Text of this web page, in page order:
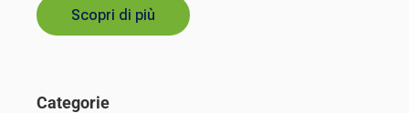
Scopri di più
Categorie